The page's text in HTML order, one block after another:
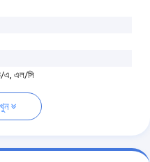
এ, এল/সি